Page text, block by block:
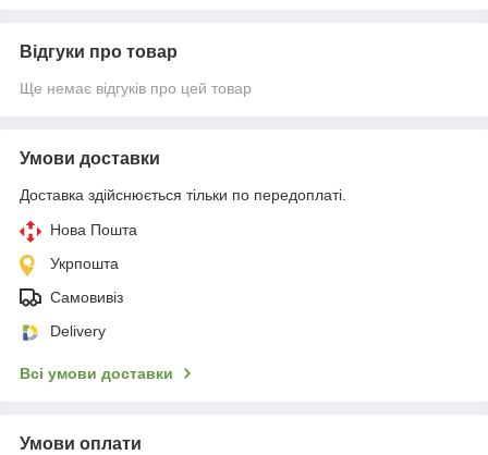
Відгуки про товар
Ще немає відгуків про цей товар
Умови доставки
Доставка здійснюється тільки по передоплаті.
Нова Пошта
Укрпошта
Самовивіз
Delivery
Всі умови доставки
Умови оплати